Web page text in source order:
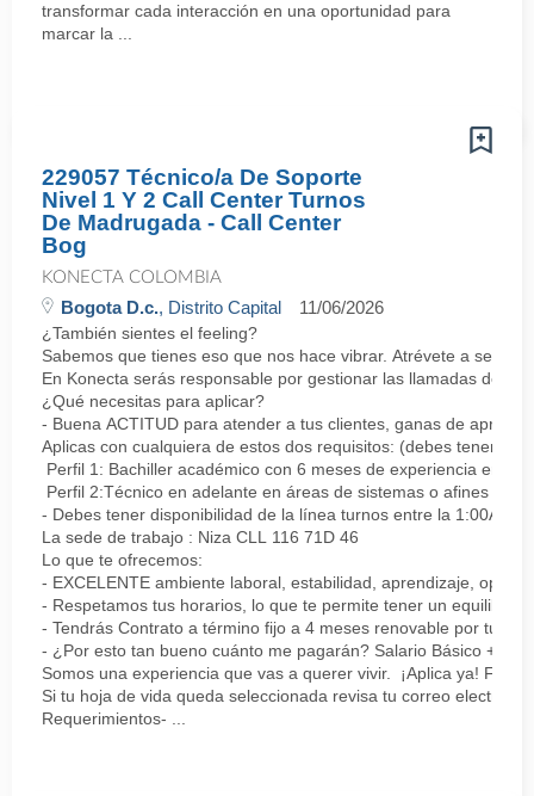
transformar cada interacción en una oportunidad para
marcar la ...
229057 Técnico/a De Soporte
Nivel 1 Y 2 Call Center Turnos
De Madrugada - Call Center
Bog
KONECTA COLOMBIA
Bogota D.c., Distrito Capital 11/06/2026
¿También sientes el feeling?
Sabemos que tienes eso que nos hace vibrar. Atrévete a ser
En Konecta serás responsable por gestionar las llamadas de
¿Qué necesitas para aplicar?
- Buena ACTITUD para atender a tus clientes, ganas de
Aplicas con cualquiera de estos dos requisitos: (debes tener
Perfil 1: Bachiller académico con 6 meses de experiencia en
Perfil 2:Técnico en adelante en áreas de sistemas o afines
- Debes tener disponibilidad de la línea turnos entre la 1:00AM
La sede de trabajo : Niza CLL 116 71D 46
Lo que te ofrecemos:
- EXCELENTE ambiente laboral, estabilidad, aprendizaje,
- Respetamos tus horarios, lo que te permite tener un equilibrio
- Tendrás Contrato a término fijo a 4 meses renovable por tu
- ¿Por esto tan bueno cuánto me pagarán? Salario Básico +
Somos una experiencia que vas a querer vivir. ¡Aplica ya!
Si tu hoja de vida queda seleccionada revisa tu correo
Requerimientos- ...